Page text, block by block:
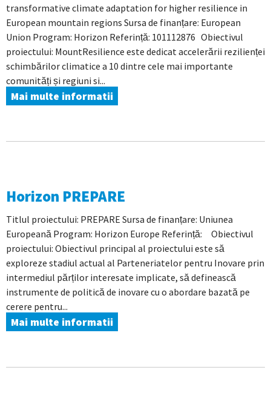
transformative climate adaptation for higher resilience in
European mountain regions Sursa de finanțare: European
Union Program: Horizon Referință: 101112876 Obiectivul
proiectului: MountResilience este dedicat accelerării rezilienței
schimbărilor climatice a 10 dintre cele mai importante
comunități și regiuni si...
Mai multe informatii
Horizon PREPARE
Titlul proiectului: PREPARE Sursa de finanțare: Uniunea
Europeană Program: Horizon Europe Referință: Obiectivul
proiectului: Obiectivul principal al proiectului este să
exploreze stadiul actual al Parteneriatelor pentru Inovare prin
intermediul părților interesate implicate, să definească
instrumente de politică de inovare cu o abordare bazată pe
cerere pentru...
Mai multe informatii